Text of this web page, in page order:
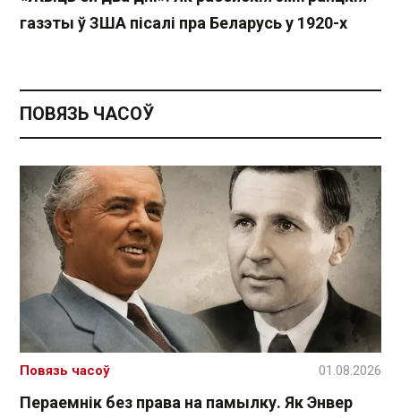
газэты ў ЗША пісалі пра Беларусь у 1920-х
ПОВЯЗЬ ЧАСОЎ
Пераемнік без права на памылку. Як Энвер
Повязь часоў 01.08.2026